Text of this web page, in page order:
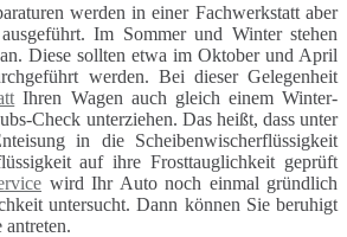
werden in einer Fachwerkstatt aber
Im Sommer und Winter stehen
Diese sollten etwa im Oktober und April
werden. Bei dieser Gelegenheit
Ihren Wagen auch gleich einem Winter-
Check unterziehen. Das heißt, dass unter
in die Scheibenwischerflüssigkeit
auf ihre Frosttauglichkeit geprüft
wird Ihr Auto noch einmal gründlich
untersucht. Dann können Sie beruhigt
antreten.